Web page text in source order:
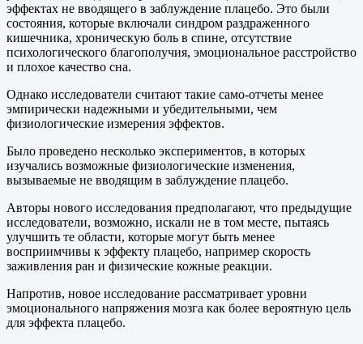
эффектах не вводящего в заблуждение плацебо. Это были
состояния, которые включали синдром раздраженного
кишечника, хроническую боль в спине, отсутствие
психологического благополучия, эмоциональное расстройство
и плохое качество сна.
Однако исследователи считают такие само-отчеты менее
эмпирически надежными и убедительными, чем
физиологические измерения эффектов.
Было проведено несколько экспериментов, в которых
изучались возможные физиологические изменения,
вызываемые не вводящим в заблуждение плацебо.
Авторы нового исследования предполагают, что предыдущие
исследователи, возможно, искали не в том месте, пытаясь
улучшить те области, которые могут быть менее
восприимчивы к эффекту плацебо, например скорость
заживления ран и физические кожные реакции.
Напротив, новое исследование рассматривает уровни
эмоционального напряжения мозга как более вероятную цель
для эффекта плацебо.